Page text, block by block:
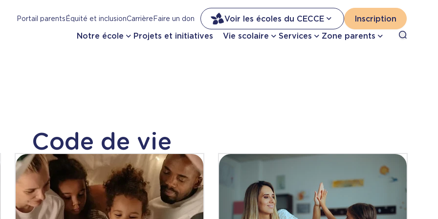
Portail parentsÉquité et inclusionCarrièreFaire un don Voir les écoles du CECCE Inscription
Notre école Projets et initiatives Vie scolaire Services Zone parents Open
Code de vie